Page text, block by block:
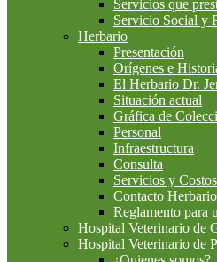
Servicios que
Servicio Social y
Herbario
Presentación
Orígenes e
El Herbario Dr.
Situación actual
Gráfica de
Personal
Infraestructura
Consulta
Servicios y Costos
Contacto Herbario
Reglamento para
Hospital Veterinario de
Hospital Veterinario de